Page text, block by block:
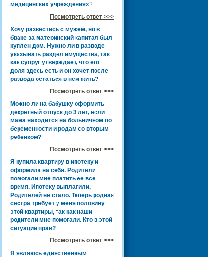
медицинских учреждениях?
Посмотреть ответ >>>
Хочу развестись с мужем, но в
браке за материнский капитал был
куплен дом. Нужно ли в разводе
указывать раздел имущества, так
как супруг утверждает, что его
доля здесь есть и он хочет после
развода остаться в нем жить?
Посмотреть ответ >>>
Можно ли на бабушку оформить
декретный отпуск до 3 лет, если
мама находится на больничном по
беременности и родам со вторым
ребёнком?
Посмотреть ответ >>>
Я купила квартиру в ипотеку и
оформила на себя. Родители
помогали мне платить ее все
время. Ипотеку выплатили.
Родителей не стало. Теперь родная
сестра требует у меня половину
этой квартиры, так как наши
родители мне помогали. Кто в этой
ситуации прав?
Посмотреть ответ >>>
Я являюсь единственным